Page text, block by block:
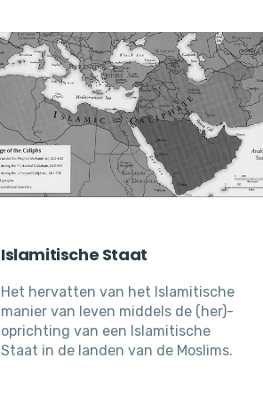
Islamitische Staat
Het hervatten van het Islamitische
manier van leven middels de (her)-
oprichting van een Islamitische
Staat in de landen van de Moslims.